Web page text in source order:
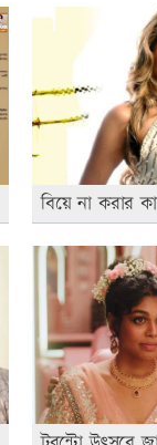
বিয়ে না করার